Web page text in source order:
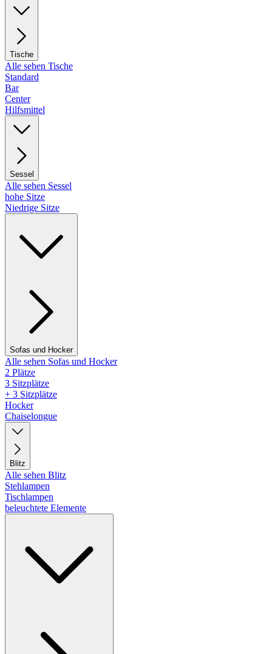
Tische
Alle sehen Tische
Standard
Bar
Center
Hilfsmittel
Sessel
Alle sehen Sessel
hohe Sitze
Niedrige Sitze
Sofas und Hocker
Alle sehen Sofas und Hocker
2 Plätze
3 Sitzplätze
+ 3 Sitzplätze
Hocker
Chaiselongue
Blitz
Alle sehen Blitz
Stehlampen
Tischlampen
beleuchtete Elemente